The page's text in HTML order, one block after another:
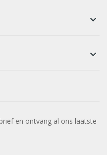
keyboard_arrow_down
keyboard_arrow_down
en ontvang al ons laatste